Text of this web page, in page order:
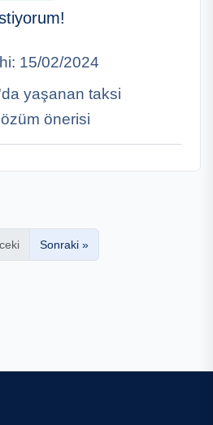
15/02/2024
yaşanan taksi
önerisi
Sonraki »